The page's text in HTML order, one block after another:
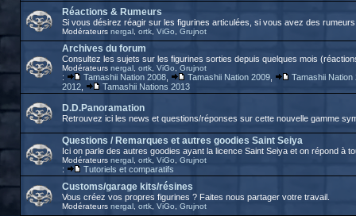
Réactions & Rumeurs
Si vous désirez réagir sur les figurines articulées, si vous avez des
Modérateurs nergal, ortk, ViGo Grujnot
Archives du forum
Consultez les sujets sur les figurines sorties depuis quelques mois
Modérateurs nergal, ortk, ViGo Grujnot
: Tamashii Nation 2008, Tamashii Nation 2009,
Tamashii Nation
2012, Tamashii Nations 2013
D.D.Panoramation
Retrouvez ici les news et questions/réponses sur cette nouvelle gamme
Questions / Remarques et autres goodies Saint Seiya
Ici on parle des autres goodies ayant la licence Saint Seiya et on répond à
Modérateurs nergal, ortk, ViGo Grujnot
: Tutoriels et comparatifs
Customs/garage kits/résines
Vous créez vos propres figurines ? Faites nous partager votre travail.
Modérateurs nergal, ortk, ViGo, Grujnot